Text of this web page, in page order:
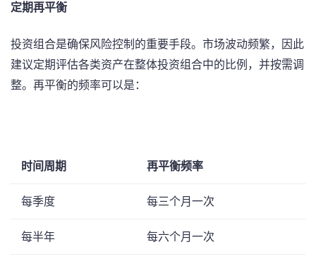
定期再平衡
投资组合是确保风险控制的重要手段。市场波动频繁，因此
建议定期评估各类资产在整体投资组合中的比例，并按需调
整。再平衡的频率可以是：
时间周期 再平衡频率
每季度 每三个月一次
每半年 每六个月一次